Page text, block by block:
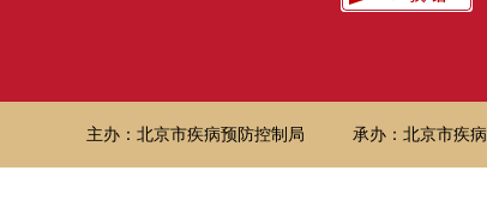
主办：北京市疾病预防控制局 承办：北京市疾